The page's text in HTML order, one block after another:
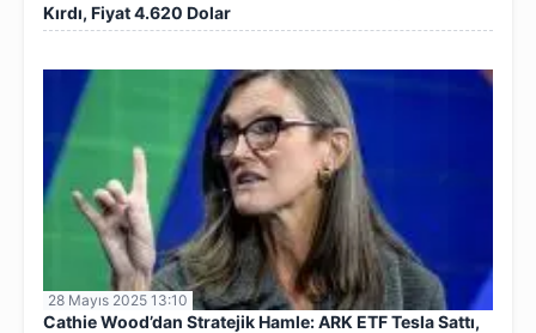
Kırdı, Fiyat 4.620 Dolar
28 Mayıs 2025 13:10
Cathie Wood’dan Stratejik Hamle: ARK ETF Tesla Sattı,